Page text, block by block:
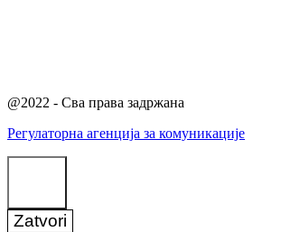
@2022 - Сва права задржана
Регулаторна агенција за комуникације
Zatvori